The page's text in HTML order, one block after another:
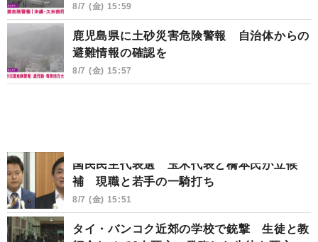
8/7 (金) 15:59
鹿児島県に土砂災害危険警報 自治体からの
避難情報の確認を
8/7 (金) 15:57
国民民主代表選 玉木代表と橋本氏が立候
補 現職と若手の一騎打ち
8/7 (金) 15:51
タイ・バンコク近郊の学校で銃撃 生徒と教